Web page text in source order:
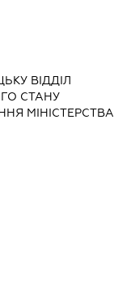
ВІДДІЛ
СТАНУ
МІНІСТЕРСТВА